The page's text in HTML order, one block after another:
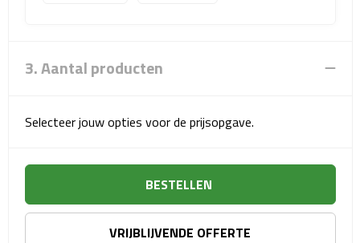
Heuptassen
Opbergtasjes
3. Aantal producten
Selecteer jouw opties voor de prijsopgave.
BESTELLEN
VRIJBLIJVENDE OFFERTE